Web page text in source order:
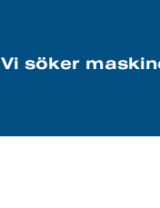
Vi söker